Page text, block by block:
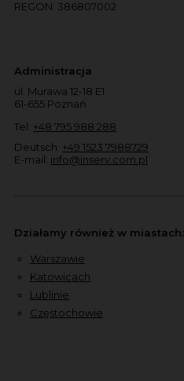
REGON: 386807002
Administracja
ul. Murawa 12-18 E1
61-655 Poznań
Tel: +48 795 988 288
Deutsch: +49 1523 7988729
E-mail: info@inserv.com.pl
Działamy również w miastach:
Warszawie
Katowicach
Lublinie
Częstochowie